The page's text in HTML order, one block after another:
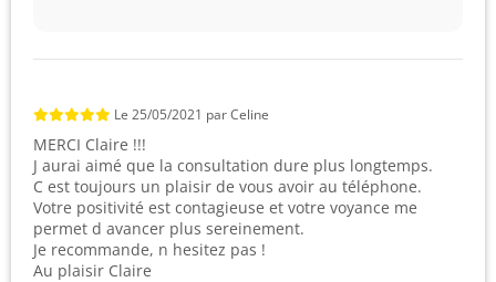
Le 25/05/2021 parCeline
MERCI Claire !!!
J aurai aimé que la consultation dure plus longtemps.
C est toujours un plaisir de vous avoir au téléphone.
Votre positivité est contagieuse et votre voyance me
permet d avancer plus sereinement.
Je recommande, n hesitez pas !
Au plaisir Claire